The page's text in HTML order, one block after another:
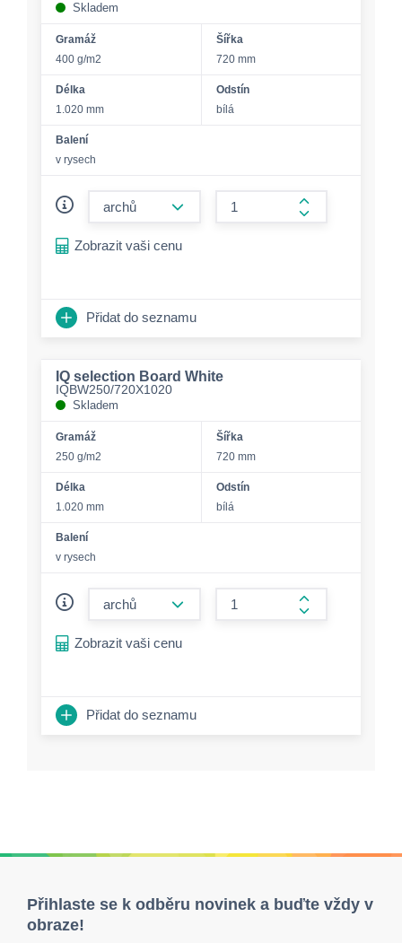
Skladem
Gramáž
400 g/m2
Šířka
720 mm
Délka
1.020 mm
Odstín
bílá
Balení
v rysech
form.increase-
Zobrazit vaši cenu
Přidat do seznamu
IQ selection Board White
IQBW250/720X1020
Skladem
Gramáž
250 g/m2
Šířka
720 mm
Délka
1.020 mm
Odstín
bílá
Balení
v rysech
form.increase-
Zobrazit vaši cenu
Přidat do seznamu
Přihlaste se k odběru novinek a buďte vždy v
obraze!